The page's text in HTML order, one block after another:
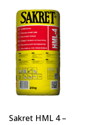
Sakret HML 4 –